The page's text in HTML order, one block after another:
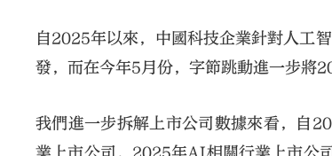
自2025年以來，中國科技企業針對人工
發，而在今年5月份，字節跳動進一步將
我們進一步拆解上市公司數據來看，自